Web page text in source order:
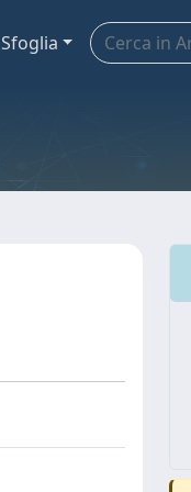
Sfoglia